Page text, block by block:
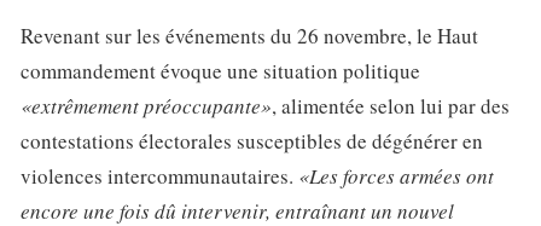
Revenant sur les événements du 26 novembre, le Haut
commandement évoque une situation politique
«extrêmement préoccupante», alimentée selon lui par des
contestations électorales susceptibles de dégénérer en
violences intercommunautaires. «Les forces armées ont
encore une fois dû intervenir, entraînant un nouvel